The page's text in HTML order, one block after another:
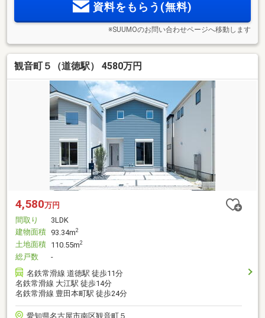
資料をもらう(無料)
※SUUMOのお問い合わせページへ移動します
観音町５（道徳駅） 4580万円
4,580万円
間取り
3LDK
建物面積 93.34m2
土地面積 110.55m2
総戸数
-
名鉄常滑線 道徳駅 徒歩11分
名鉄常滑線 大江駅 徒歩14分
名鉄常滑線 豊田本町駅 徒歩24分
愛知県名古屋市南区観音町５